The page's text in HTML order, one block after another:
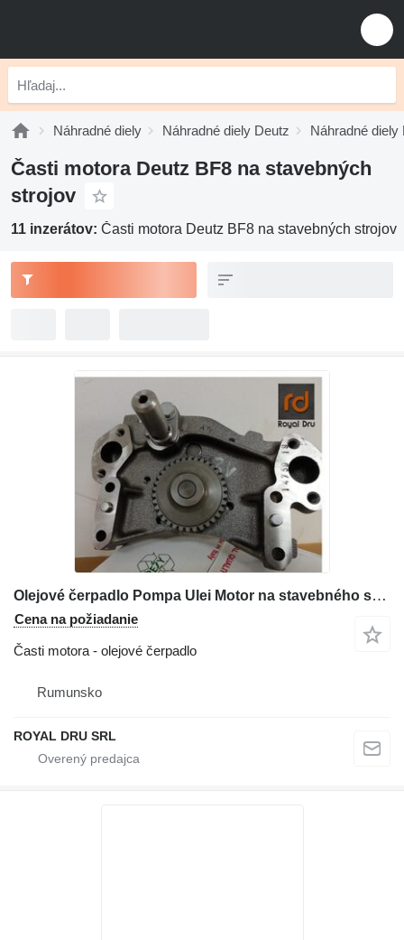
Náhradné diely Náhradné diely Deutz Náhradné diely
Časti motora Deutz BF8 na stavebných
strojov
11 inzerátov: Časti motora Deutz BF8 na stavebných strojov
Olejové čerpadlo Pompa Ulei Motor na stavebného stroja Deutz BF8M1015CP
Cena na požiadanie
Časti motora - olejové čerpadlo
Rumunsko
ROYAL DRU SRL